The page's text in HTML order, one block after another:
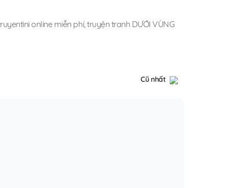
online miễn phí,truyện tranh DƯỚI VÙNG
Cũ nhất